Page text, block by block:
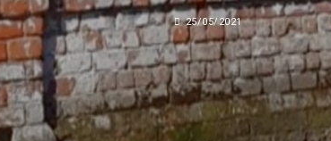
25/05/2021